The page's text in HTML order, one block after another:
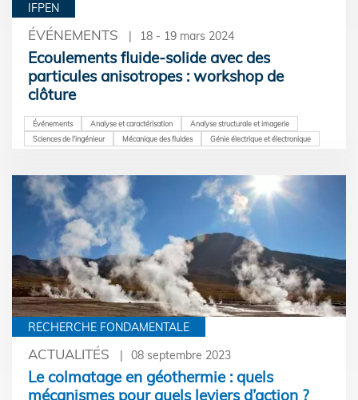
IFPEN
ÉVÉNEMENTS 18 - 19 mars 2024
Ecoulements fluide-solide avec des
particules anisotropes : workshop de
clôture
Événements Analyse et caractérisation
Analyse structurale et imagerie
Sciences de l'ingénieur
Mécanique des fluides Génie électrique et électronique
RECHERCHE FONDAMENTALE
ACTUALITÉS 08 septembre 2023
Le colmatage en géothermie : quels
mécanismes pour quels leviers d’action ?